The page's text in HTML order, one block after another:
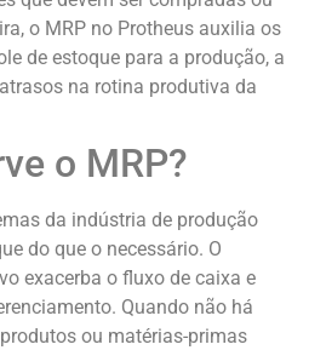
o MRP no Protheus auxilia os
de estoque para a produção, a
na rotina produtiva da
o MRP?
da indústria de produção
do que o necessário. O
exacerba o fluxo de caixa e
Quando não há
ou matérias-primas